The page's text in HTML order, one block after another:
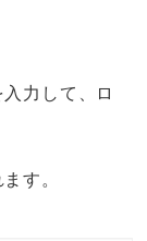
力して、ロ
す。